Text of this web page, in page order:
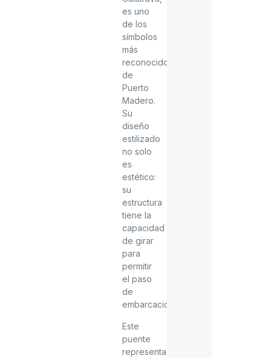
es uno
de los
símbolos
más
reconocidos
de
Puerto
Madero.
Su
diseño
estilizado
no solo
es
estético:
su
estructura
tiene la
capacidad
de girar
para
permitir
el paso
de
embarcaciones.
Este
puente
representa